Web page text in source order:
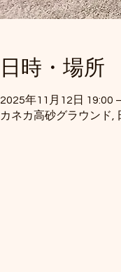
日時・場所
2025年11月12日 19:00
カネカ高砂グラウンド,